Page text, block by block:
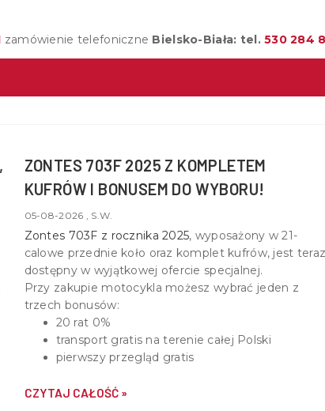
zamówienie telefoniczne Bielsko-Biała: tel.530 284
ZONTES 703F 2025 Z KOMPLETEM
KUFRÓW I BONUSEM DO WYBORU!
05-08-2026 , S.W.
Zontes 703F z rocznika 2025, wyposażony w21-
calowe przednie koło oraz komplet kufrów, jest teraz
dostępny w wyjątkowej ofercie specjalnej.
Przy zakupie motocykla możesz wybrać jeden z
trzech bonusów:
20 rat 0%
transport gratis na terenie całej Polski
pierwszy przegląd gratis
CZYTAJ CAŁOŚĆ »